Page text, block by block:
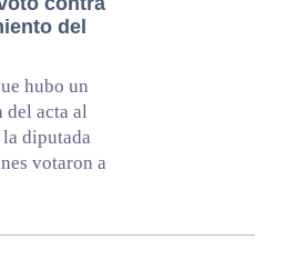
del
hubo un
del acta al
diputada
votaron a